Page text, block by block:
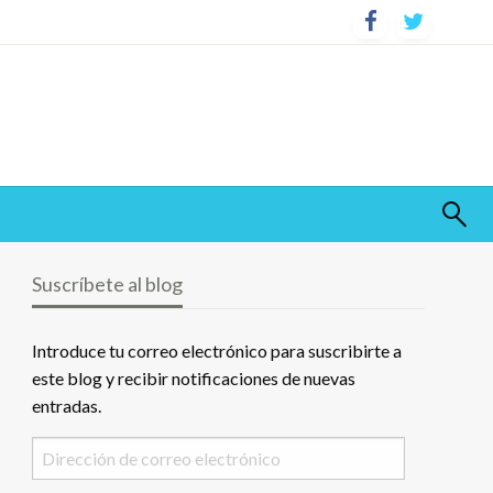
Suscríbete al blog
Introduce tu correo electrónico para suscribirte a
este blog y recibir notificaciones de nuevas
entradas.
Dirección
de